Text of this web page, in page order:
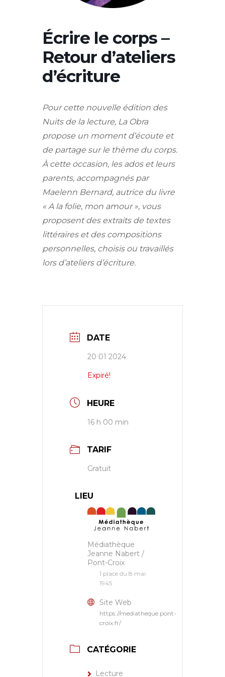
Écrire le corps –
Retour d’ateliers
d’écriture
Pour cette nouvelle édition des
Nuits de la lecture, La Obra
propose un moment d’écoute et
de partage sur le thème du corps.
À cette occasion, les ados et leurs
parents, accompagnés par
Maelenn Bernard, autrice du livre
« A la folie, mon amour », vous
proposent des extraits de textes
littéraires et des compositions
personnelles, choisis ou travaillés
lors d’ateliers d’écriture.
DATE
20 01 2024
Expiré!
HEURE
16 h 00 min
TARIF
Gratuit
LIEU
Médiathèque
Jeanne Nabert /
Pont-Croix
1 place du 8 mai
1945
Site Web
https://mediatheque.pont-
croix.fr/
CATÉGORIE
Lecture